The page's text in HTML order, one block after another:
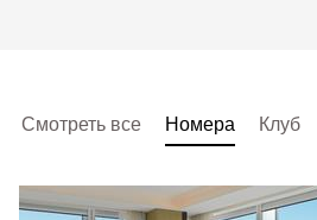
Смотреть все Номера Клуб